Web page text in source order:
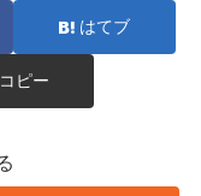
はてブ
コピー